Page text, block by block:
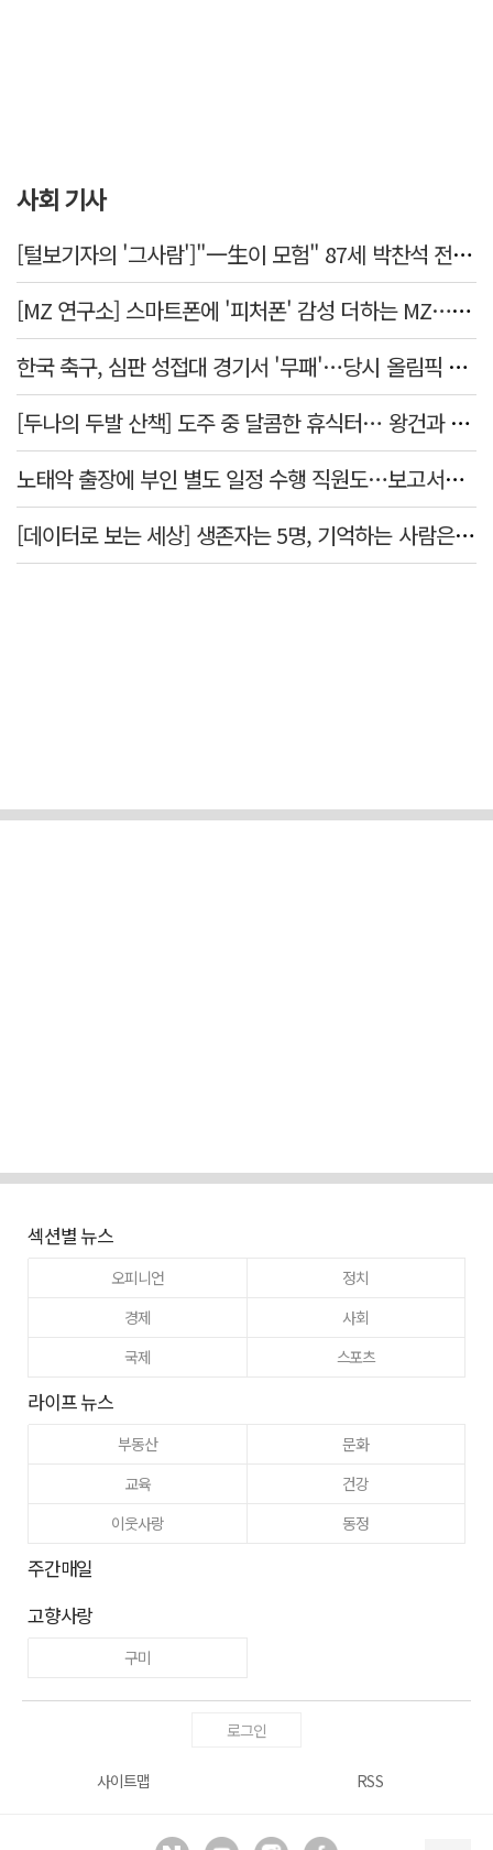
사회 기사
[털보기자의 '그사람']"一生이 모험" 87세 박찬석 전 경북대 총장
[MZ 연구소] 스마트폰에 '피처폰' 감성 더하는 MZ… 히퍼와 줄이어폰
한국 축구, 심판 성접대 경기서 '무패'…당시 올림픽 감독은 홍명보
[두나의 두발 산책] 도주 중 달콤한 휴식터… 왕건과 지명 산책
노태악 출장에 부인 별도 일정 수행 직원도…보고서엔 '공식일정 참석'
[데이터로 보는 세상] 생존자는 5명, 기억하는 사람은 늘었다
섹션별 뉴스
오피니언
정치
경제
사회
국제
스포츠
라이프 뉴스
부동산
문화
교육
건강
이웃사랑
동정
주간매일
고향사랑
구미
로그인
사이트맵 RSS